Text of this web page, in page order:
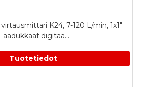
K24, 7-120 L/min, 1x1"
digitaa...
Tuotetiedot